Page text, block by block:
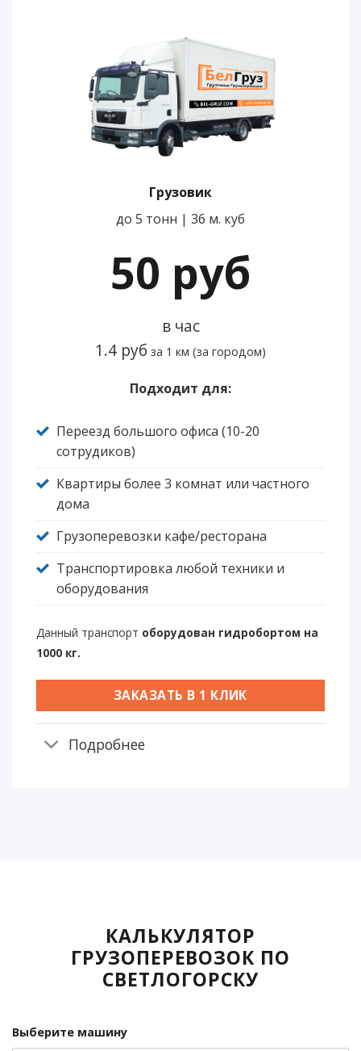
Грузовик
до 5 тонн | 36 м. куб
50 руб
в час
1.4 руб за 1 км (за городом)
Подходит для:
Переезд большого офиса (10-20
сотрудиков)
Квартиры более 3 комнат или частного
дома
Грузоперевозки кафе/ресторана
Транспортировка любой техники и
оборудования
Данный транспорт оборудован гидробортом на
1000 кг.
ЗАКАЗАТЬ В 1 КЛИК
Подробнее
КАЛЬКУЛЯТОР
ГРУЗОПЕРЕВОЗОК ПО
СВЕТЛОГОРСКУ
Выберите машину